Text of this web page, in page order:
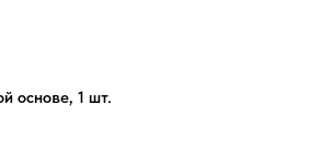
основе, 1 шт.